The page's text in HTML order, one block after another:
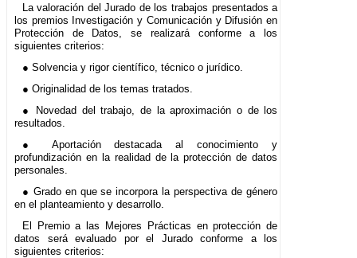
La valoración del Jurado de los trabajos presentados a
los premios Investigación y Comunicación y Difusión en
Protección de Datos, se realizará conforme a los
siguientes criterios:
● Solvencia y rigor científico, técnico o jurídico.
● Originalidad de los temas tratados.
● Novedad del trabajo, de la aproximación o de los
resultados.
● Aportación destacada al conocimiento y
profundización en la realidad de la protección de datos
personales.
● Grado en que se incorpora la perspectiva de género
en el planteamiento y desarrollo.
El Premio a las Mejores Prácticas en protección de
datos será evaluado por el Jurado conforme a los
siguientes criterios: